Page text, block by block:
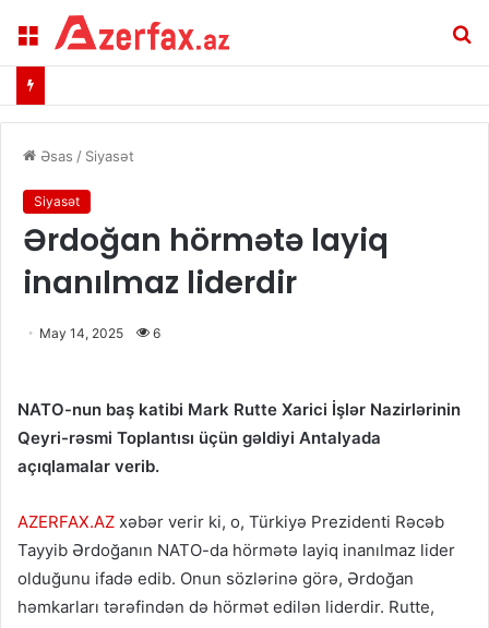
Menu
Əsas / Siyasət
Siyasət
Ərdoğan hörmətə layiq
inanılmaz liderdir
May 14, 2025 6
NATO-nun baş katibi Mark Rutte Xarici İşlər Nazirlərinin
Qeyri-rəsmi Toplantısı üçün gəldiyi Antalyada
açıqlamalar verib.
AZERFAX.AZ xəbər verir ki, o, Türkiyə Prezidenti Rəcəb
Tayyib Ərdoğanın NATO-da hörmətə layiq inanılmaz lider
olduğunu ifadə edib. Onun sözlərinə görə, Ərdoğan
həmkarları tərəfindən də hörmət edilən liderdir. Rutte,